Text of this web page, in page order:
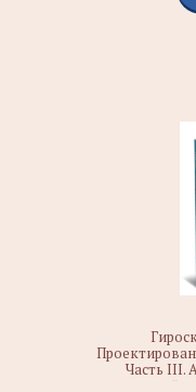
Часть III.
угловой